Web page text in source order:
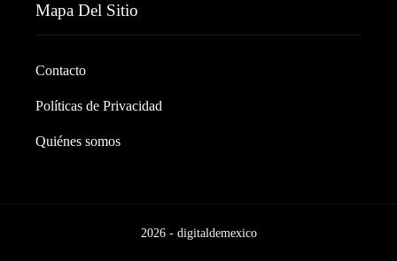
Mapa Del Sitio
Contacto
Políticas de Privacidad
Quiénes somos
2026 - digitaldemexico